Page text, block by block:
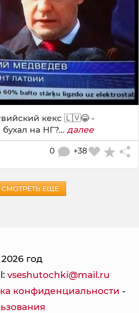
кекс 🇱🇻😂 -
на НГ?... далее
+38
0
СМОТРЕТЬ ЕЩЕ
год
vseshutochki@mail.ru
конфиденциальности -